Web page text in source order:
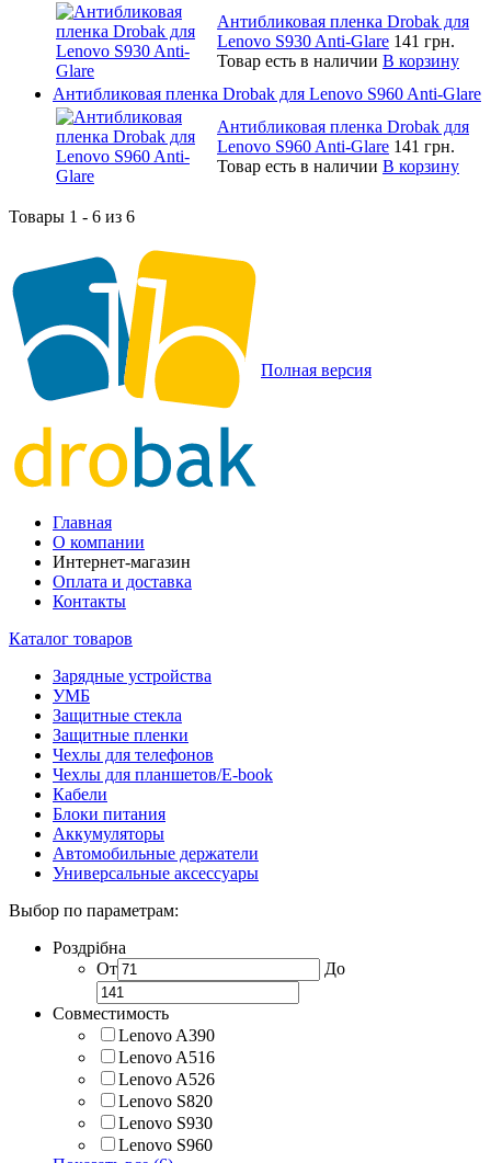
Антибликовая пленка Drobak для
Lenovo S930 Anti-Glare 141 грн.
Товар есть в наличии В корзину
Антибликовая пленка Drobak для Lenovo S960 Anti-Glare
Антибликовая пленка Drobak для
Lenovo S960 Anti-Glare 141 грн.
Товар есть в наличии В корзину
Товары 1 - 6 из 6
Полная версия
Главная
О компании
Интернет-магазин
Оплата и доставка
Контакты
Каталог товаров
Зарядные устройства
УМБ
Защитные стекла
Защитные пленки
Чехлы для телефонов
Чехлы для планшетов/E-book
Кабели
Блоки питания
Аккумуляторы
Автомобильные держатели
Универсальные аксессуары
Выбор по параметрам:
Роздрібна
От
До
Совместимость
Lenovo A390
Lenovo A516
Lenovo A526
Lenovo S820
Lenovo S930
Lenovo S960